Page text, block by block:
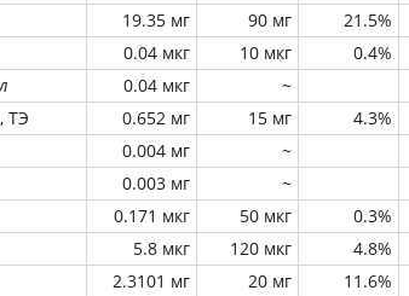
19.35 мг 90 мг 21.5%
0.04 мкг 10 мкг 0.4%
0.04 мкг
~
ТЭ
0.652 мг 15 мг 4.3%
0.004 мг
~
0.003 мг
~
0.171 мкг 50 мкг 0.3%
5.8 мкг 120 мкг 4.8%
2.3101 мг 20 мг 11.6%